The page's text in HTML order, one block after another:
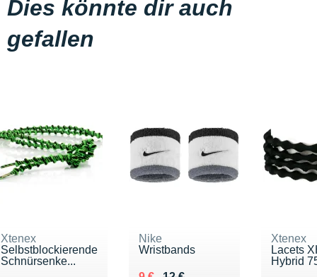
Dies könnte dir auch
gefallen
Xtenex
Selbstblockierende
Schnürsenke...
Nike
Wristbands
Xtenex
Lacets
Hybrid